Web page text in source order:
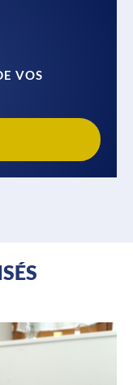
VOS